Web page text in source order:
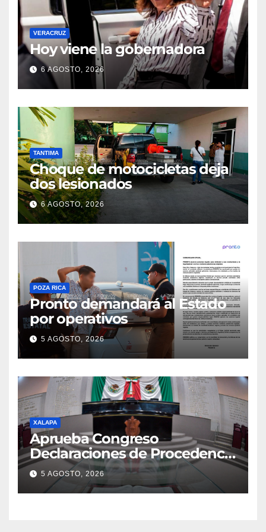
VERACRUZ
Hoy viene la gobernadora
6 AGOSTO, 2026
TANTIMA
Choque de motocicletas deja
dos lesionados
6 AGOSTO, 2026
POZA RICA
Pronto demandará al Estado
por operativos
5 AGOSTO, 2026
XALAPA
Aprueba Congreso
Declaraciones de Procedencia
en contra de dos munícipes
5 AGOSTO, 2026